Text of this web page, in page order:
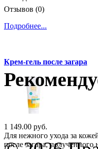
Отзывов (0)
Подробнее...
Крем-гель после загара
1 149.00 руб.
Для нежного ухода за
после загара, полученного